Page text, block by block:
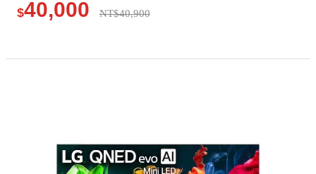
$40,000 NT$40,900